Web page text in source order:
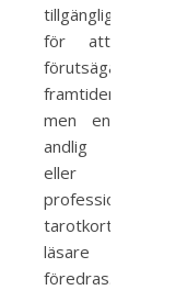
tillgänglig
för att
förutsäga
framtiden,
men en
andlig
eller
professionell
tarotkort
läsare
föredras.